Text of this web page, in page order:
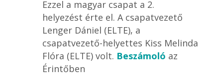
Ezzel a magyar csapat a 2.
helyezést érte el. A csapatvezető
Lenger Dániel (ELTE), a
csapatvezető-helyettes Kiss Melinda
Flóra (ELTE) volt. Beszámoló az
Érintőben